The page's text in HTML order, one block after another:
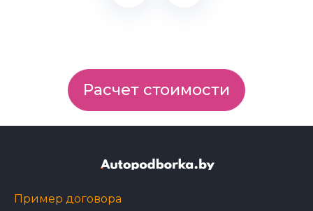
Расчет стоимости
Пример договора